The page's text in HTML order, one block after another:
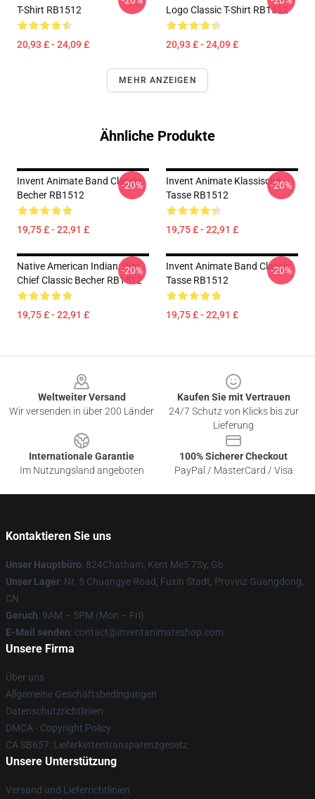
T-Shirt RB1512
20,93 £ - 24,09 £
Logo Classic T-Shirt RB1512
20,93 £ - 24,09 £
MEHR ANZEIGEN
Ähnliche Produkte
Invent Animate Band Classic
Becher RB1512
19,75 £ - 22,91 £
-20%
Invent Animate Klassische
Tasse RB1512
19,75 £ - 22,91 £
-20%
Native American Indian: War
Chief Classic Becher RB1512
19,75 £ - 22,91 £
-20%
Invent Animate Band Classic
Tasse RB1512
19,75 £ - 22,91 £
-20%
Weltweiter Versand
Wir versenden in über 200 Länder
Kaufen Sie mit Vertrauen
24/7 Schutz von Klicks bis zur
Lieferung
Internationale Garantie
Im Nutzungsland angeboten
100% Sicherer Checkout
PayPal / MasterCard / Visa
Kontaktieren Sie uns
Unser Hauptbüro: 824Chatham, Kent Me5 7Sy, Gb
Unser Lager: Nr. 5 Chuangye Road, Fuxin Stadt, Provinz Guangdong,
CN
Geruch: 9AM – 5PM (Mon – Fri)
E-Mail senden: contact@inventanimateshop.com
Unsere Firma
Über uns
Allgemeine Geschäftsbedingungen
Datenschutzrichtlinien
DMCA - Copyright Policy
CA SB657: Lieferkettentransparenzgesetz
Unsere Unterstützung
Versand und Lieferrichtlinien